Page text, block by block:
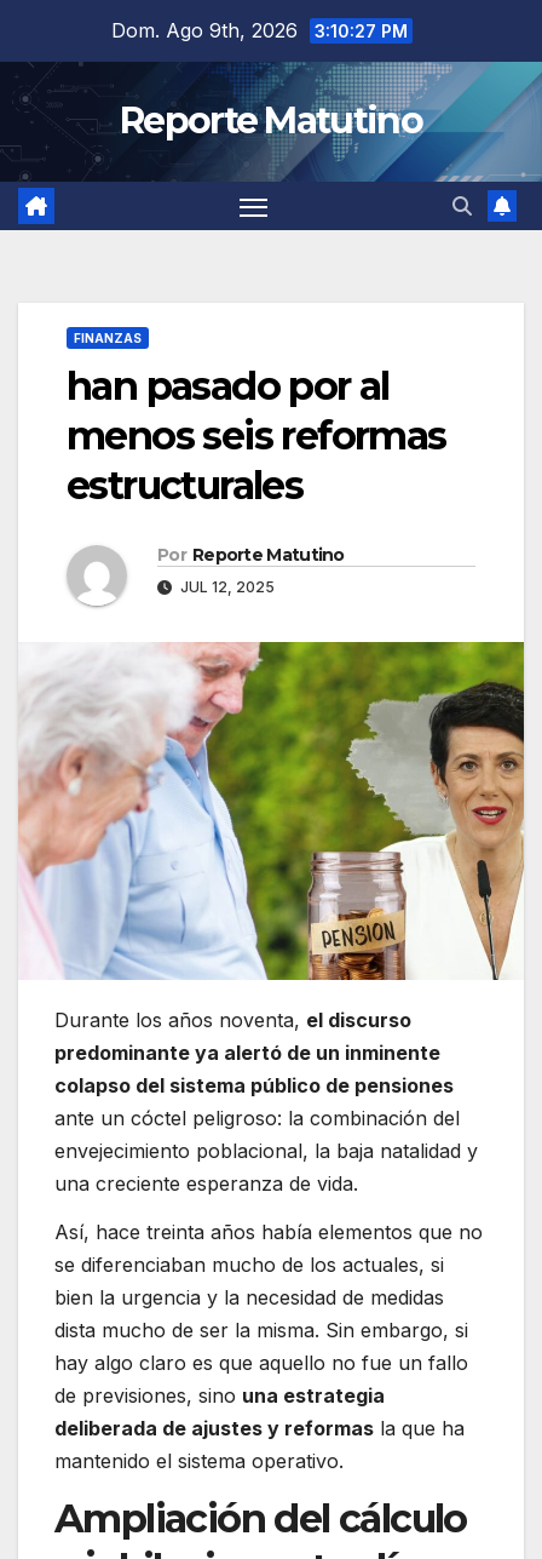
contenido
Dom. Ago 9th, 2026 3:10:28 PM
Reporte Matutino
FINANZAS
han pasado por al
menos seis reformas
estructurales
Por Reporte Matutino
JUL 12, 2025
Durante los años noventa, el discurso
predominante ya alertó de un inminente
colapso del sistema público de pensiones
ante un cóctel peligroso: la combinación del
envejecimiento poblacional, la baja natalidad y
una creciente esperanza de vida.
Así, hace treinta años había elementos que no
se diferenciaban mucho de los actuales, si
bien la urgencia y la necesidad de medidas
dista mucho de ser la misma. Sin embargo, si
hay algo claro es que aquello no fue un fallo
de previsiones, sino una estrategia
deliberada de ajustes y reformas la que ha
mantenido el sistema operativo.
Ampliación del cálculo